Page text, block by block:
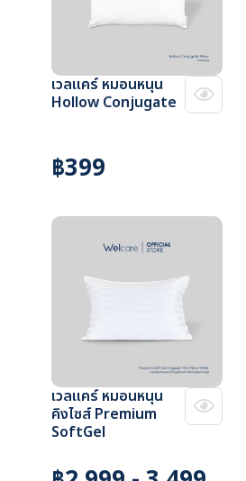
เวลแคร์ หมอนหนุน
Hollow Conjugate
฿399
เวลแคร์ หมอนหนุน
คิงไซส์ Premium
SoftGel